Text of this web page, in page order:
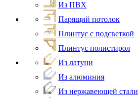
Из ПВХ
Парящий потолок
Плинтус с подсветкой
Плинтус полистирол
Из латуни
Из алюминия
Из нержавеющей стали